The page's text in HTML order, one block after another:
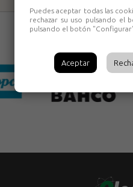
Puedes aceptar todas las
rechazar su uso pulsando el
pulsando el botón
Aceptar